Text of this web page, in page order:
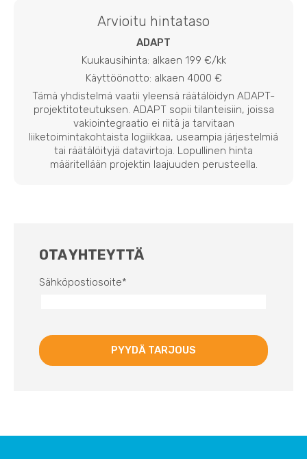
Arvioitu hintataso
ADAPT
Kuukausihinta: alkaen 199 €/kk
Käyttöönotto: alkaen 4000 €
Tämä yhdistelmä vaatii yleensä räätälöidyn ADAPT-
projektitoteutuksen. ADAPT sopii tilanteisiin, joissa
vakiointegraatio ei riitä ja tarvitaan
liiketoimintakohtaista logiikkaa, useampia järjestelmiä
tai räätälöityjä datavirtoja. Lopullinen hinta
määritellään projektin laajuuden perusteella.
OTA YHTEYTTÄ
Sähköpostiosoite*